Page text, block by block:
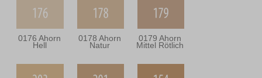
0176 Ahorn
Hell
0178 Ahorn
Natur
0179 Ahorn
Mittel Rötlich